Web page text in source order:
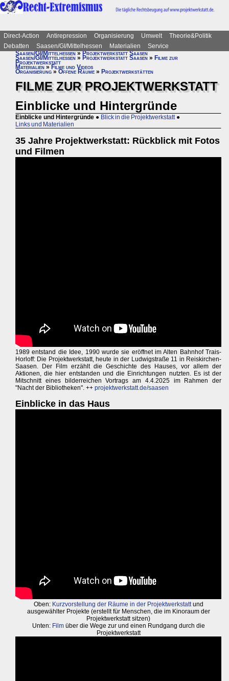
Direct-Action Antirepression Organisierung Umwelt
Theorie&Politik
Debatten
Saasen/GI/Mittelhessen Materialien
Service
Saasen/GI/Mittelhessen»Projektwerkstatt Saasen
Saasen/GI/Mittelhessen » Projektwerkstatt Saasen » Filme zur
Projektwerkstatt
Materialien » Filme und Videos
Organisierung » Offene Räume » Projektwerkstätten
FILME ZUR PROJEKTWERKSTATT
Einblicke und Hintergründe
Einblicke und Hintergründe ● Blick in die Projektwerkstatt ●
Links und Materialien
35 Jahre Projektwerkstatt: Rückblick mit Fotos
und Filmen
1989 entstand die Idee, 1990 wurde sie eröffnet im Alten Bahnhof Trais-
Horloff: Die Projektwerkstatt, heute in der Ludwigstraße 11 in Reiskirchen-
Saasen. Der Film erzählt die Geschichte des Hauses, vor allem der
Aktionen, die hier entstanden und die Einrichtungen nutzten. Es ist der
Mitschnitt eines bilderreichen Vortrags am 4.4.2025 im Rahmen der
"Nacht der Bibliotheken". ++ projektwerkstatt.de/saasen
Einblicke in das Haus
Oben: Kurzvorstellung der Räume in der Projektwerkstattund
ausgewählter Projekte (erstellt für Menschen, die im Kinoraum der
Projektwerkstatt sitzen)
Unten: Filmüber die Wege zur und einen Rundgang durch die
Projektwerkstatt